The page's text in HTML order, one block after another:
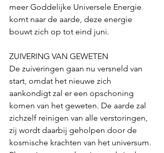
meer Goddelijke Universele Energie
komt naar de aarde, deze energie
bouwt zich op tot eind juni.
ZUIVERING VAN GEWETEN
De zuiveringen gaan nu versneld van
start, omdat het nieuwe zich
aankondigt zal er een opschoning
komen van het geweten. De aarde zal
zichzelf reinigen van alle verstoringen,
zij wordt daarbij geholpen door de
kosmische krachten van het universum.